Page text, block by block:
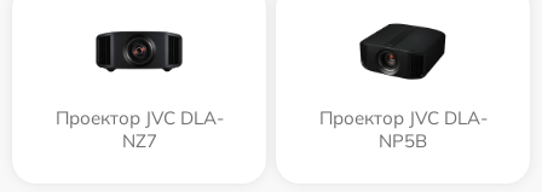
Проектор JVC DLA-
NZ7
Проектор JVC DLA-
NP5B